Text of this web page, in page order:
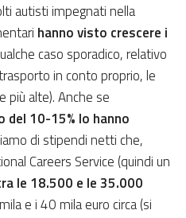
autisti impegnati nella
hanno visto crescere i
caso sporadico, relativo
in conto proprio, le
più alte). Anche se
del 10-15% lo hanno
di stipendi netti che,
Careers Service (quindi un
le 18.500 e le 35.000
e i 40 mila euro circa (si